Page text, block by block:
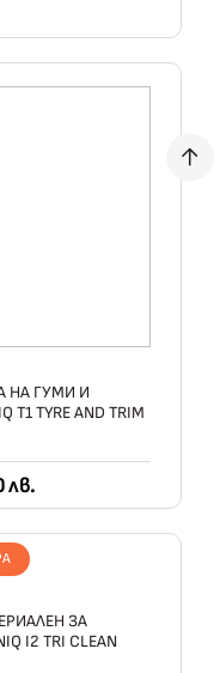
НА ГУМИ И
TYRE AND TRIM
лв.
ЗА
I2 TRI CLEAN